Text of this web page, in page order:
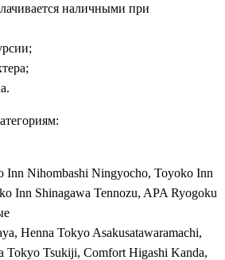
наличными при
Inn Nihombashi Ningyocho, Toyoko Inn
Inn Shinagawa Tennozu, APA Ryogoku
Henna Tokyo Asakusatawaramachi,
Tokyo Tsukiji, Comfort Higashi Kanda,